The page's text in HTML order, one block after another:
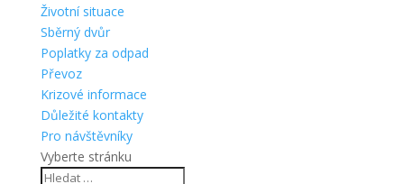
Životní situace
Sběrný dvůr
Poplatky za odpad
Převoz
Krizové informace
Důležité kontakty
Pro návštěvníky
Vyberte stránku